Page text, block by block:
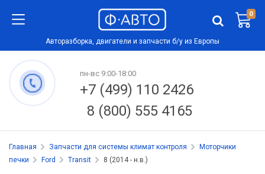
0
Авторазборка, двигатели и запчасти б/у из Европы
пн-вс 9:00-18:00
+7 (499) 110 2426
8 (800) 555 4165
Главная Запчасти для системы климат контроля
Моторчики
печки
Ford Transit 8 (2014 - н.в.)